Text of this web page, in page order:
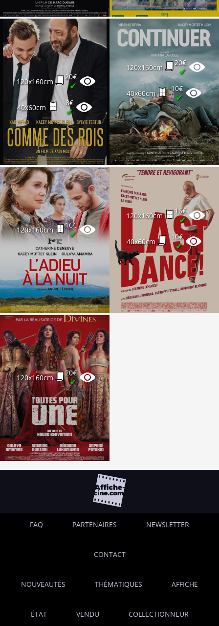
120x160cm
20€
✔
40x60cm
8€
✔
120x160cm
20€
✔
40x60cm
10€
✔
120x160cm
16€
✔
120x160cm
16€
✔
40x60cm
10€
✔
120x160cm
20€
✔
FAQ PARTENAIRES NEWSLETTER
CONTACT
NOUVEAUTÉS THÉMATIQUES AFFICHE
ÉTAT VENDU COLLECTIONNEUR